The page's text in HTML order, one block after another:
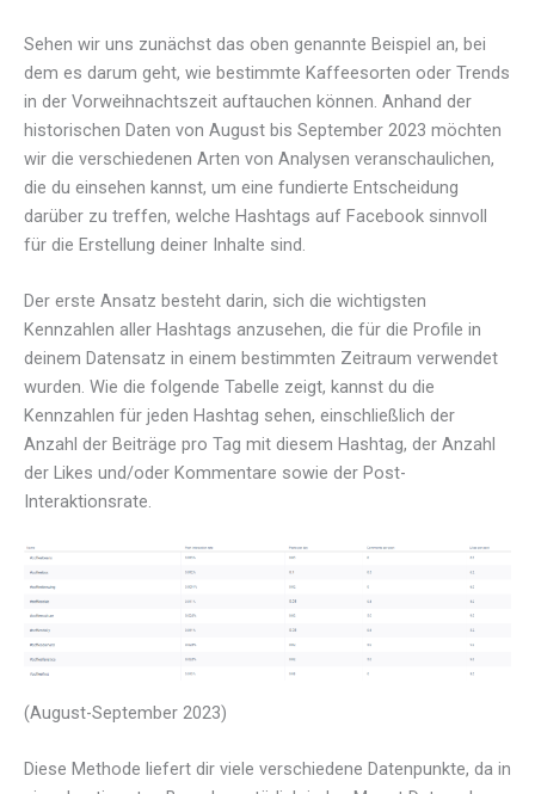
Sehen wir uns zunächst das oben genannte Beispiel an, bei
dem es darum geht, wie bestimmte Kaffeesorten oder Trends
in der Vorweihnachtszeit auftauchen können. Anhand der
historischen Daten von August bis September 2023 möchten
wir die verschiedenen Arten von Analysen veranschaulichen,
die du einsehen kannst, um eine fundierte Entscheidung
darüber zu treffen, welche Hashtags auf Facebook sinnvoll
für die Erstellung deiner Inhalte sind.
Der erste Ansatz besteht darin, sich die wichtigsten
Kennzahlen aller Hashtags anzusehen, die für die Profile in
deinem Datensatz in einem bestimmten Zeitraum verwendet
wurden. Wie die folgende Tabelle zeigt, kannst du die
Kennzahlen für jeden Hashtag sehen, einschließlich der
Anzahl der Beiträge pro Tag mit diesem Hashtag, der Anzahl
der Likes und/oder Kommentare sowie der Post-
Interaktionsrate.
(August-September 2023)
Diese Methode liefert dir viele verschiedene Datenpunkte, da in